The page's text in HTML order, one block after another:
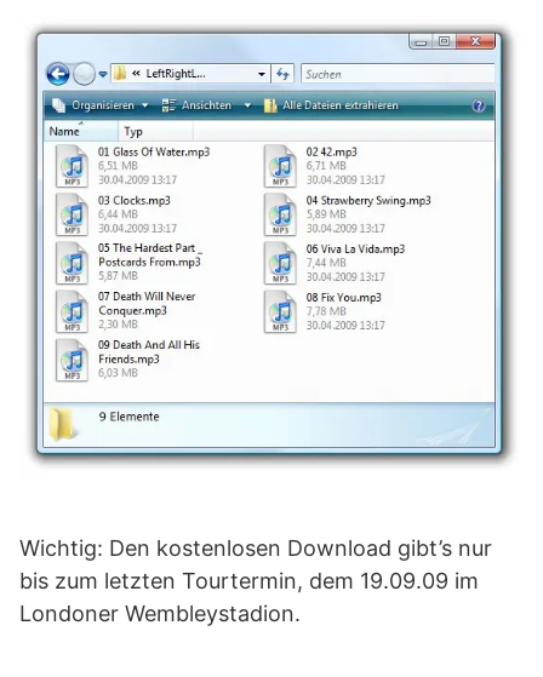
Wichtig: Den kostenlosen Download gibt’s nur
bis zum letzten Tourtermin, dem 19.09.09 im
Londoner Wembleystadion.